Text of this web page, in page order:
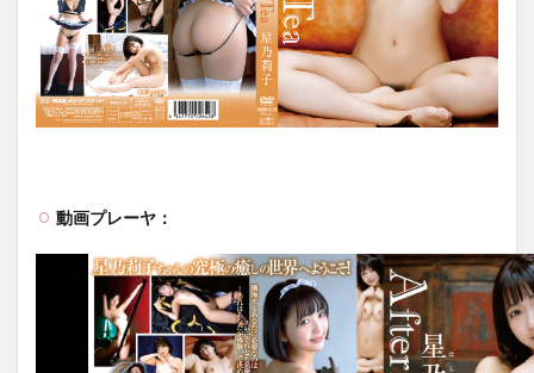
動画プレーヤ：